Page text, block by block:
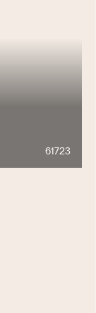
61723